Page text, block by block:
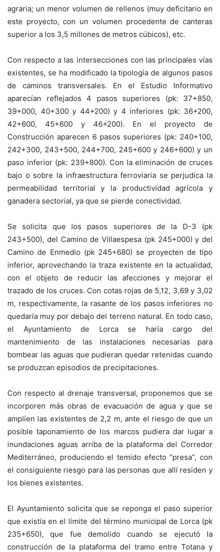
agraria; un menor volumen de rellenos (muy deficitario en
este proyecto, con un volumen procedente de canteras
superior a los 3,5 millones de metros cúbicos), etc.
Con respecto a las intersecciones con las principales vías
existentes, se ha modificado la tipología de algunos pasos
de caminos transversales. En el Estudio Informativo
aparecían reflejados 4 pasos superiores (pk: 37+850,
39+000, 40+300 y 44+200) y 4 inferiores (pk: 36+200,
42+600, 45+600 y 46+200). En el proyecto de
Construcción aparecen 6 pasos superiores (pk: 240+100,
242+300, 243+500, 244+700, 245+600 y 246+600) y un
paso inferior (pk: 239+800). Con la eliminación de cruces
bajo o sobre la infraestructura ferroviaria se perjudica la
permeabilidad territorial y la productividad agrícola y
ganadera sectorial, ya que se pierde conectividad.
Se solicita que los pasos superiores de la D-3 (pk
243+500), del Camino de Villaespesa (pk 245+000) y del
Camino de Enmedio (pk 245+680) se proyecten de tipo
inferior, aprovechando la traza existente en la actualidad,
con el objeto de reducir las afecciones y mejorar el
trazado de los cruces. Con cotas rojas de 5,12, 3,69 y 3,02
m, respectivamente, la rasante de los pasos inferiores no
quedaría muy por debajo del terreno natural. En todo caso,
el Ayuntamiento de Lorca se haría cargo del
mantenimiento de las instalaciones necesarias para
bombear las aguas que pudieran quedar retenidas cuando
se produzcan episodios de precipitaciones.
Con respecto al drenaje transversal, proponemos que se
incorporen más obras de evacuación de agua y que se
amplíen las existentes de 2,2 m, ante el riesgo de que un
posible taponamiento de los marcos pudiera dar lugar a
inundaciones aguas arriba de la plataforma del Corredor
Mediterráneo, produciendo el temido efecto “presa”, con
el consiguiente riesgo para las personas que allí residen y
los bienes existentes.
El Ayuntamiento solicita que se reponga el paso superior
que existía en el límite del término municipal de Lorca (pk
235+650), que fue demolido cuando se ejecutó la
construcción de la plataforma del tramo entre Totana y